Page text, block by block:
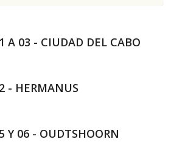
A 03 - CIUDAD DEL CABO
- HERMANUS
Y 06 - OUDTSHOORN